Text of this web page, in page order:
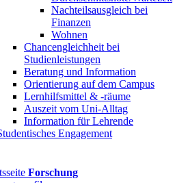
Nachteilsausgleich bei
Finanzen
Wohnen
Chancengleichheit bei
Studienleistungen
Beratung und Information
Orientierung auf dem Campus
Lernhilfsmittel & -räume
Auszeit vom Uni-Alltag
Information für Lehrende
Engagement
Forschung